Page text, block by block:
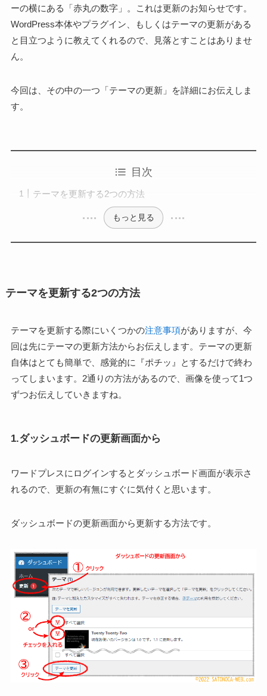
ーの横にある「赤丸の数字」。これは更新のお知らせです。
WordPress本体やプラグイン、もしくはテーマの更新がある
と目立つように教えてくれるので、見落とすことはありませ
ん。
今回は、その中の一つ「テーマの更新」を詳細にお伝えしま
す。
目次
テーマを更新する2つの方法
もっと見る
テーマを更新する2つの方法
テーマを更新する際にいくつかの注意事項がありますが、今
回は先にテーマの更新方法からお伝えします。テーマの更新
自体はとても簡単で、感覚的に『ポチッ』とするだけで終わ
ってしまいます。2通りの方法があるので、画像を使って1つ
ずつお伝えしていきますね。
1.ダッシュボードの更新画面から
ワードプレスにログインするとダッシュボード画面が表示さ
れるので、更新の有無にすぐに気付くと思います。
ダッシュボードの更新画面から更新する方法です。